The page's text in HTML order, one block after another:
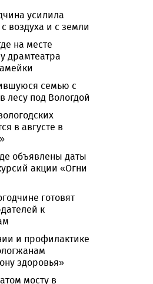
усилила
воздуха и с земли
на месте
драмтеатра
семью с
лесу под Вологдой
в августе в
объявлены даты
акции «Огни
готовят
к
и профилактике
здоровья»
мосту в